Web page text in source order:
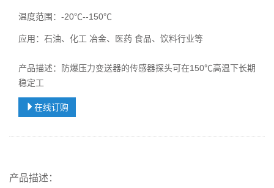
温度范围：-20℃--150℃
应用：石油、化工 冶金、医药 食品、饮料行业等
产品描述：防爆压力变送器的传感器探头可在150℃高温下长期
稳定工
在线订购
产品描述：